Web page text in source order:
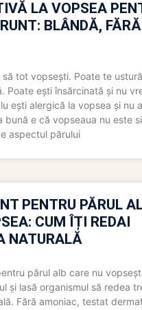
LA VOPSEA
BLÂNDĂ, FĂRĂ
să tot vopsești. Poate te
Poate ești însărcinată și nu
ești alergică la vopsea și nu
bună e că vopseaua nu este
aspectul părului
PENTRU PĂRUL
CUM ÎȚI REDAI
NATURALĂ
părul alb care nu
și lasă organismul să redea
Fără amoniac, testat